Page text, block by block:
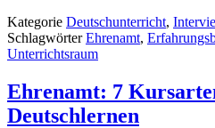
Kategorie Deutschunterricht,
SchlagwörterEhrenamt,
Unterrichtsraum
Ehrenamt: 7
Deutschlernen